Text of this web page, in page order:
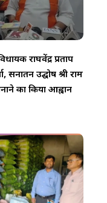
राघवेंद्र प्रताप
सनातन उद्घोष श्री राम
का किया आह्वान